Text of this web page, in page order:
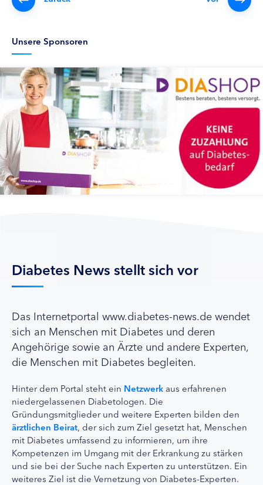
Unsere Sponsoren
Diabetes News stellt sich vor
Das Internetportal www.diabetes-news.de wendet
sich an Menschen mit Diabetes und deren
Angehörige sowie an Ärzte und andere Experten,
die Menschen mit Diabetes begleiten.
Hinter dem Portal steht ein Netzwerk aus erfahrenen
niedergelassenen Diabetologen. Die
Gründungsmitglieder und weitere Experten bilden den
ärztlichen Beirat, der sich zum Ziel gesetzt hat, Menschen
mit Diabetes umfassend zu informieren, um ihre
Kompetenzen im Umgang mit der Erkrankung zu stärken
und sie bei der Suche nach Experten zu unterstützen. Ein
weiteres Ziel ist die Vernetzung von Diabetes-Experten.